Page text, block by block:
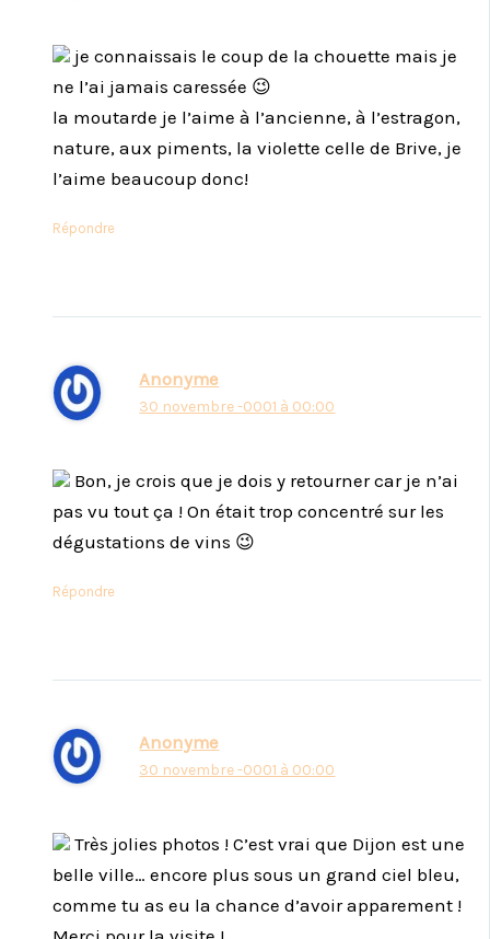
je connaissais le coup de la chouette mais je
ne l’ai jamais caressée 😉
la moutarde je l’aime à l’ancienne, à l’estragon,
nature, aux piments, la violette celle de Brive, je
l’aime beaucoup donc!
Répondre
Anonyme
30 novembre -0001 à 00:00
Bon, je crois que je dois y retourner car je n’ai
pas vu tout ça ! On était trop concentré sur les
dégustations de vins 😉
Répondre
Anonyme
30 novembre -0001 à 00:00
Très jolies photos ! C’est vrai que Dijon est une
belle ville… encore plus sous un grand ciel bleu,
comme tu as eu la chance d’avoir apparement !